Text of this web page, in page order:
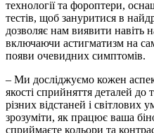
технології та фороптери,
тестів, щоб зануритися в
дозволяє нам виявити навіть
включаючи астигматизм на
появи очевидних симптомів.
– Ми досліджуємо кожен
якості сприйняття деталей до
різних відстаней і
зрозуміти, як працює ваша
сприймаєте кольори та